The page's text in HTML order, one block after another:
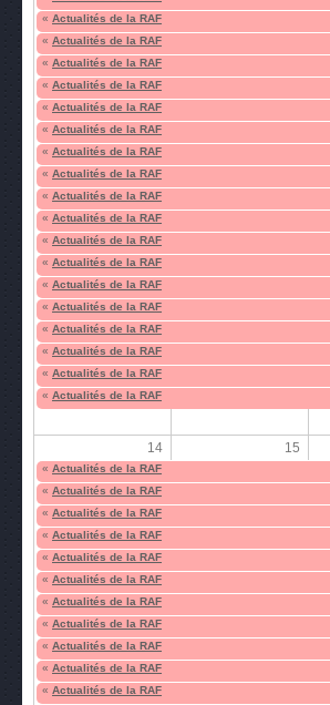
« Actualités de la RAF
« Actualités de la RAF
« Actualités de la RAF
« Actualités de la RAF
« Actualités de la RAF
« Actualités de la RAF
« Actualités de la RAF
« Actualités de la RAF
« Actualités de la RAF
« Actualités de la RAF
« Actualités de la RAF
« Actualités de la RAF
« Actualités de la RAF
« Actualités de la RAF
« Actualités de la RAF
« Actualités de la RAF
« Actualités de la RAF
« Actualités de la RAF
14 15
« Actualités de la RAF
« Actualités de la RAF
« Actualités de la RAF
« Actualités de la RAF
« Actualités de la RAF
« Actualités de la RAF
« Actualités de la RAF
« Actualités de la RAF
« Actualités de la RAF
« Actualités de la RAF
« Actualités de la RAF